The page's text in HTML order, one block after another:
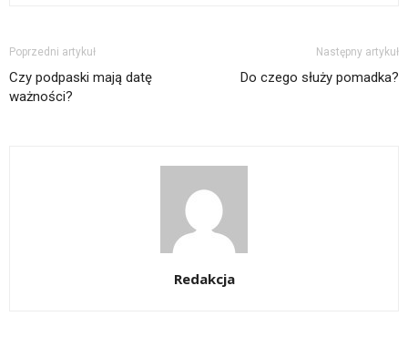
Poprzedni artykuł
Czy podpaski mają datę
ważności?
Następny artykuł
Do czego służy pomadka?
Redakcja